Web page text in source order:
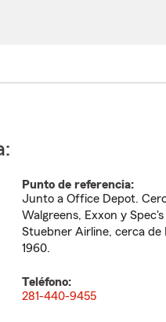
Punto de referencia:
Junto a Office Depot.
Walgreens, Exxon y Spec's
Stuebner Airline, cerca de
1960.
Teléfono:
281-440-9455